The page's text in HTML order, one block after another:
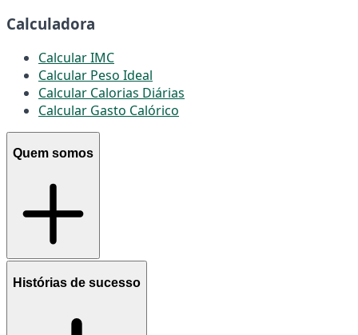
Calculadora
Calcular IMC
Calcular Peso Ideal
Calcular Calorias Diárias
Calcular Gasto Calórico
Quem somos
Histórias de sucesso